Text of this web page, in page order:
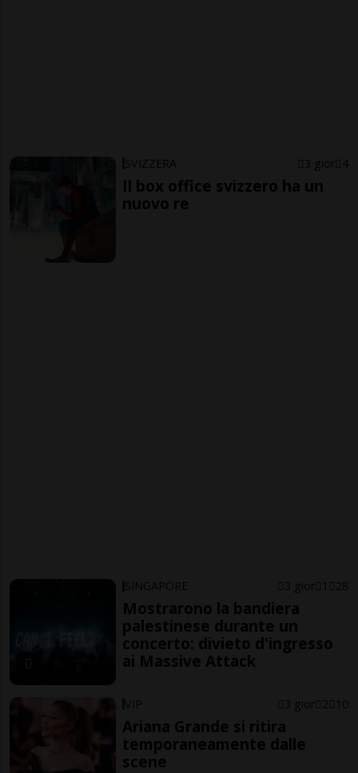
SVIZZERA 3 gior 4
Il box office svizzero ha un
nuovo re
SINGAPORE 3 gior 1 28
Mostrarono la bandiera
palestinese durante un
concerto: divieto d'ingresso
ai Massive Attack
VIP 3 gior 2 10
Ariana Grande si ritira
temporaneamente dalle
scene